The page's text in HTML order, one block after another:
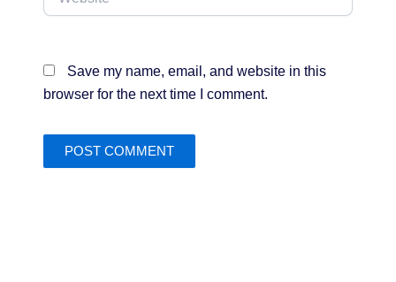
Save my name, email, and website in this
browser for the next time I comment.